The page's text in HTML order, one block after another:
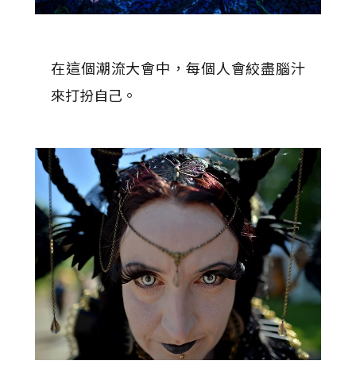
在這個潮流大會中，每個人會絞盡腦汁
來打扮自己。